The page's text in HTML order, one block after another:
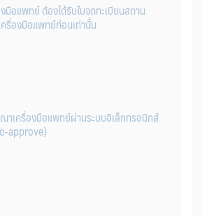
มือแพทย์ ต้องได้รับใบจดทะเบียนสถาน
รื่องมือแพทย์ก่อนเท่านั้น
าเครื่องมือแพทย์ผ่านระบบอิเล็กทรอนิกส์
approve)